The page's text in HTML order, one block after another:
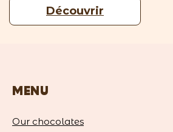
Découvrir
MENU
Our chocolates